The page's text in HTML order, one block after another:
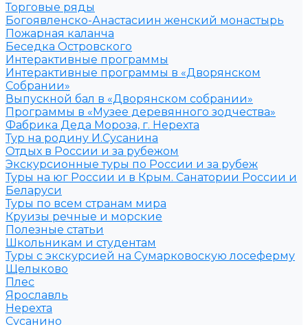
Торговые ряды
Богоявленско-Анастасиин женский монастырь
Пожарная каланча
Беседка Островского
Интерактивные программы
Интерактивные программы в «Дворянском
Собрании»
Выпускной бал в «Дворянском собрании»
Программы в «Музее деревянного зодчества»
Фабрика Деда Мороза, г. Нерехта
Тур на родину И.Сусанина
Отдых в России и за рубежом
Экскурсионные туры по России и за рубеж
Туры на юг России и в Крым. Санатории России и
Беларуси
Туры по всем странам мира
Круизы речные и морские
Полезные статьи
Школьникам и студентам
Туры с экскурсией на Сумарковоскую лосеферму
Щелыково
Плес
Ярославль
Нерехта
Сусанино